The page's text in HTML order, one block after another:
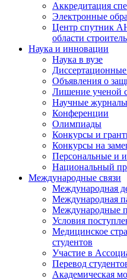
Аккредитация
Электронные
Центр спутник
области
Наука и инновации
Наука в вузе
Объявления о
Лишение ученой
Научные журналы
Конференции
Олимпиады
Конкурсы и
Конкурсы на
Персональные и
Национальный
Международные связи
Международная
Международная
Международные
Условия
Медицинское
студентов
Участие в
Перевод
Академическая